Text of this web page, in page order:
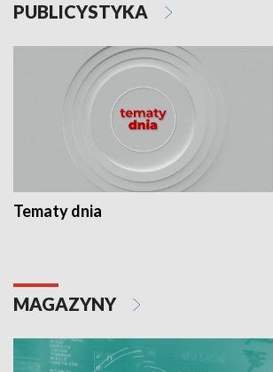
PUBLICYSTYKA
Tematy dnia
MAGAZYNY